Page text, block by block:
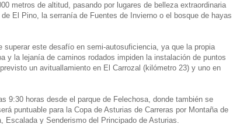
metros de altitud, pasando por lugares de belleza extraordinaria
El Pino, la serranía de Fuentes de Invierno o el bosque de hayas
superar este desafío en semi-autosuficiencia, ya que la propia
y la lejanía de caminos rodados impiden la instalación de puntos
un avituallamiento en El Carrozal (kilómetro 23) y uno en
9:30 horas desde el parque de Felechosa, donde también se
puntuable para la Copa de Asturias de Carreras por Montaña de
Escalada y Senderismo del Principado de Asturias.